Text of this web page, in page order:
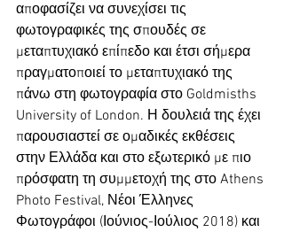
αποφασίζει να συνεχίσει τις
φωτογραφικές της σπουδές σε
μεταπτυχιακό επίπεδο και έτσι σήμερα
πραγματοποιεί το μεταπτυχιακό της
πάνω στη φωτογραφία στο Goldmisths
University of London. Η δουλειά της έχει
παρουσιαστεί σε ομαδικές εκθέσεις
στην Ελλάδα και στο εξωτερικό με πιο
πρόσφατη τη συμμετοχή της στο Athens
Photo Festival, Νέοι Έλληνες
Φωτογράφοι (Ιούνιος-Ιούλιος 2018) και